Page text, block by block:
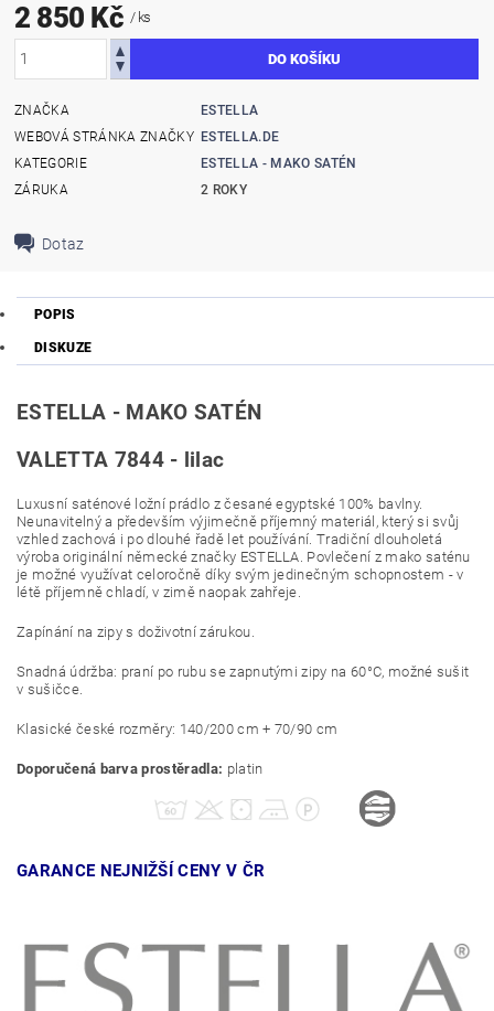
2 850 Kč / ks
ZNAČKA
ESTELLA
WEBOVÁ STRÁNKA ZNAČKY ESTELLA.DE
KATEGORIE
ESTELLA - MAKO SATÉN
ZÁRUKA
2 ROKY
Dotaz
POPIS
DISKUZE
ESTELLA - MAKO SATÉN
VALETTA 7844 - lilac
Luxusní saténové ložní prádlo z česané egyptské 100% bavlny.
Neunavitelný a především výjimečně příjemný materiál, který si svůj
vzhled zachová i po dlouhé řadě let používání. Tradiční dlouholetá
výroba originální německé značky ESTELLA. Povlečení z mako saténu
je možné využívat celoročně díky svým jedinečným schopnostem - v
létě příjemně chladí, v zimě naopak zahřeje.
Zapínání na zipy s doživotní zárukou.
Snadná údržba: praní po rubu se zapnutými zipy na 60°C, možné sušit
v sušičce.
Klasické české rozměry: 140/200 cm + 70/90 cm
Doporučená barva prostěradla: platin
GARANCE NEJNIŽŠÍ CENY V ČR